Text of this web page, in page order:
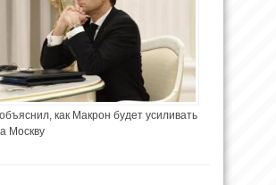
как Макрон будет усиливать
Москву